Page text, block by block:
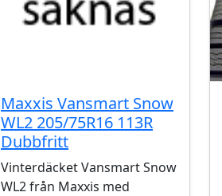
Maxxis Vansmart Snow
WL2 205/75R16 113R
Dubbfritt
Vinterdäcket Vansmart Snow
WL2 från Maxxis med